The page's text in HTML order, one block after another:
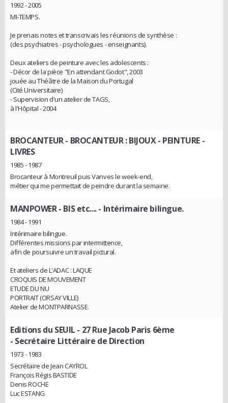
1992 - 2005
MI-TEMPS.
Je prenais notes et transcrivais les réunions de synthèse :
(des psychiatres - psychologues - enseignants).
Deux ateliers de peinture avec les adolescents :
- Décor de la pièce "En attendant Godot", 2003
jouée au Théâtre de la Maison du Portugal
(Cité Universitaire)
- Supervision d'un atelier de TAGS,
à l'Hôpital - 2004
BROCANTEUR- BROCANTEUR : BIJOUX - PEINTURE -
LIVRES
1985 - 1987
Brocanteur à Montreuil puis Vanves le week-end,
métier qui me permettait de peindre durant la semaine.
MANPOWER - BIS etc....- Intérimaire bilingue.
1984 - 1991
Intérimaire bilingue.
Différentes missions par intermittence,
afin de poursuivre un travail pictural.
Et ateliers de L'ADAC : LAQUE
CROQUIS DE MOUVEMENT
ETUDE DU NU
PORTRAIT (ORSAY VILLE)
Atelier de MONTPARNASSE.
Editions du SEUIL - 27 Rue Jacob Paris 6ème
- Secrétaire Littéraire de Direction
1973 - 1983
Secrétaire de Jean CAYROL
François Régis BASTIDE
Denis ROCHE
Luc ESTANG